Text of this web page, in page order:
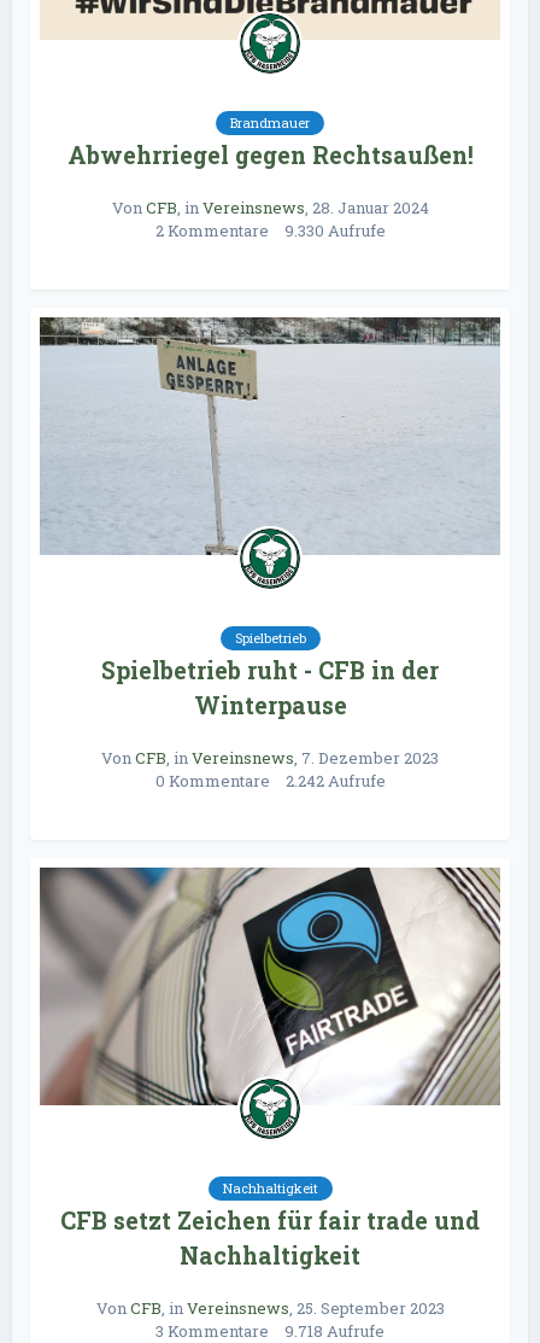
Brandmauer
Abwehrriegel gegen Rechtsaußen!
VonCFB, inVereinsnews, 28. Januar 2024
2 Kommentare
9.330 Aufrufe
Spielbetrieb
Spielbetrieb ruht - CFB in der
Winterpause
VonCFB, inVereinsnews, 7. Dezember 2023
0 Kommentare
2.242 Aufrufe
Nachhaltigkeit
CFB setzt Zeichen für fair trade und
Nachhaltigkeit
VonCFB, inVereinsnews, 25. September 2023
3 Kommentare
9.718 Aufrufe